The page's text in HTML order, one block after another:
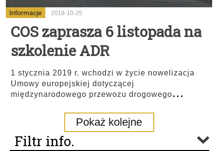
Informacje 2018-10-25
COS zaprasza 6 listopada na
szkolenie ADR
1 stycznia 2019 r. wchodzi w życie nowelizacja
Umowy europejskiej dotyczącej
międzynarodowego przewozu drogowego...
Pokaż kolejne
Filtr info.